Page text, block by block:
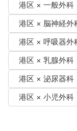
港区 × 一般外科
港区 × 脳神経外
港区 × 呼吸器外
港区 × 乳腺外科
港区 × 泌尿器科
港区 × 小児外科